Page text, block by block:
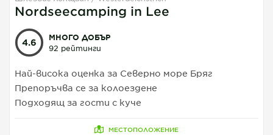
Nordseecamping in Lee
4.6
МНОГО ДОБЪР
92 рейтинги
Най-висока оценка за Северно море Бряг
Препоръчва се за колоездене
Подходящ за гости с куче
МЕСТОПОЛОЖЕНИЕ